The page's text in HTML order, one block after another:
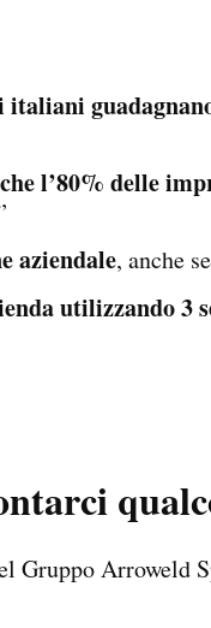
l’80% delle
aziendale, anche
utilizzando 3
Gruppo Arroweld